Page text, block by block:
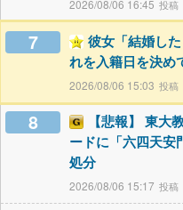
2026/08/06 16:45
7
彼女「結婚し
れを入籍日を決め
2026/08/06 15:03
8
【悲報】 東大
ードに「六四天安
処分
2026/08/06 15:17